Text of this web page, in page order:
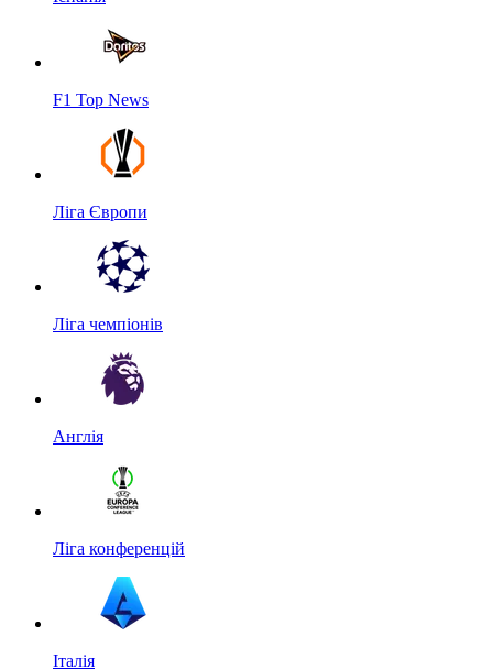
F1 Top News
Ліга Європи
Ліга чемпіонів
Англія
Ліга конференцій
Італія